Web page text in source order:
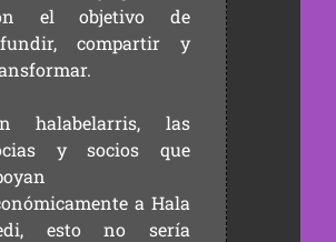
el objetivo de
compartir y
halabelarris, las
y socios que
a Hala
esto no sería